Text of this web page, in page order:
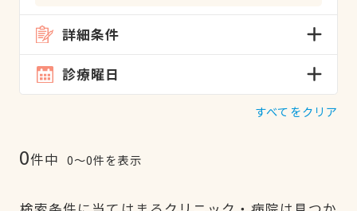
詳細条件
診療曜日
すべてをクリア
0件中 0〜0件を表示